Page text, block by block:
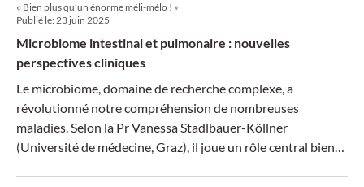
« Bien plus qu’un énorme méli-mélo ! »
Publié le:23 juin 2025
Microbiome intestinal et pulmonaire : nouvelles
perspectives cliniques
Le microbiome, domaine de recherche complexe, a
révolutionné notre compréhension de nombreuses
maladies. Selon la Pr Vanessa Stadlbauer-Köllner
(Université de médecine, Graz), il joue un rôle central bien